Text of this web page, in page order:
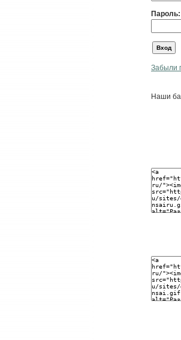
Пароль:
Забыли
Наши